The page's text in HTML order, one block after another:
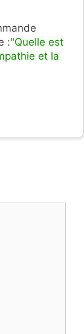
:"Quelle est
et la